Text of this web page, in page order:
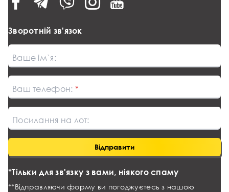
Зворотній зв'язок
Ваше ім`я:
Ваш телефон:
Посилання на лот:
Відправити
*Тільки для зв'язку з вами, ніякого спаму
**Відправляючи форму ви погоджуєтесь з нашою